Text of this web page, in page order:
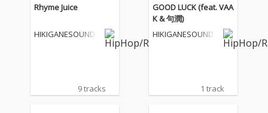
Rhyme Juice
HIKIGANESOUND
9 tracks
GOOD LUCK (feat. VAA
K & 句潤)
HIKIGANESOUND
1 track